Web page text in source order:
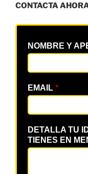
CONTACTA
NOMBRE Y
EMAIL *
DETALLA TU
TIENES EN